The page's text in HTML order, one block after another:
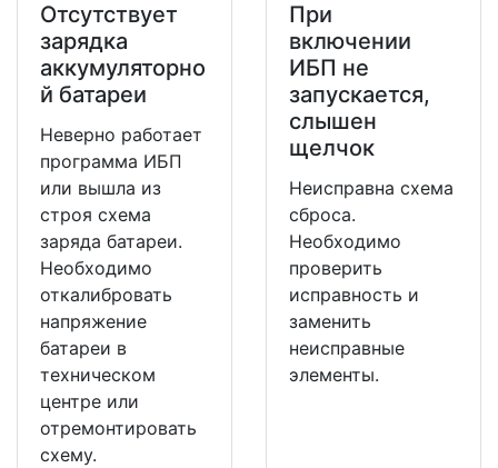
Отсутствует
зарядка
аккумуляторно
й батареи
Неверно работает
программа ИБП
или вышла из
строя схема
заряда батареи.
Необходимо
откалибровать
напряжение
батареи в
техническом
центре или
отремонтировать
схему.
При
включении
ИБП не
запускается,
слышен
щелчок
Неисправна схема
сброса.
Необходимо
проверить
исправность и
заменить
неисправные
элементы.